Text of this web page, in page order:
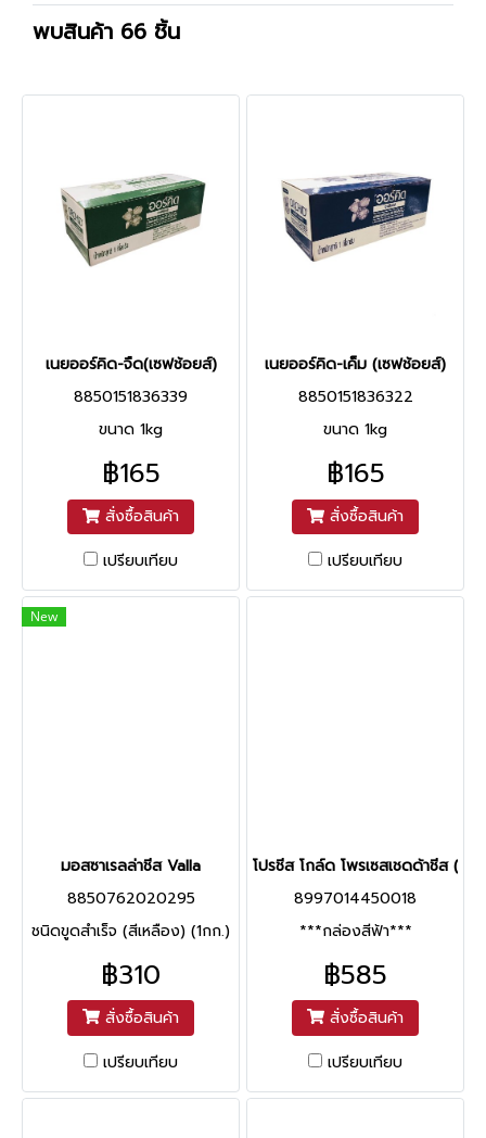
พบสินค้า 66 ชิ้น
เนยออร์คิด-จืด(เซฟช้อยส์)
8850151836339
ขนาด 1kg
฿165
สั่งซื้อสินค้า
เปรียบเทียบ
เนยออร์คิด-เค็ม (เซฟช้อยส์)
8850151836322
ขนาด 1kg
฿165
สั่งซื้อสินค้า
เปรียบเทียบ
New
มอสซาเรลล่าชีส Valla
8850762020295
ชนิดขูดสำเร็จ (สีเหลือง) (1กก.)
฿310
สั่งซื้อสินค้า
เปรียบเทียบ
โปรชีส โกล์ด โพรเซสเชดด้าชีส (2ก
8997014450018
***กล่องสีฟ้า***
฿585
สั่งซื้อสินค้า
เปรียบเทียบ